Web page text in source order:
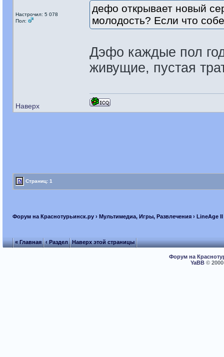
Настрочил: 5 078
Пол:
дефо открывает новый
молодость? Если что
Дэфо каждые пол
живущие, пустая
Наверх
Страниц: 1
Форум на Краснотурьинск.ру› Мультимедиа, Игры, Развлечения› LineAge II
« Главная ‹ Раздел Наверх этой страницы
Форум на
YaBB©